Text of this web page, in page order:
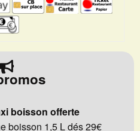
boisson offerte
boisson 1,5 L dés 29€